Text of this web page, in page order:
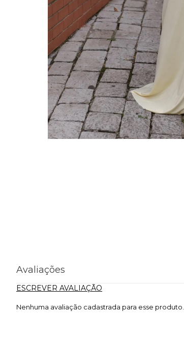
Avaliações
ESCREVER AVALIAÇÃO
Nenhuma avaliação cadastrada para esse produto.